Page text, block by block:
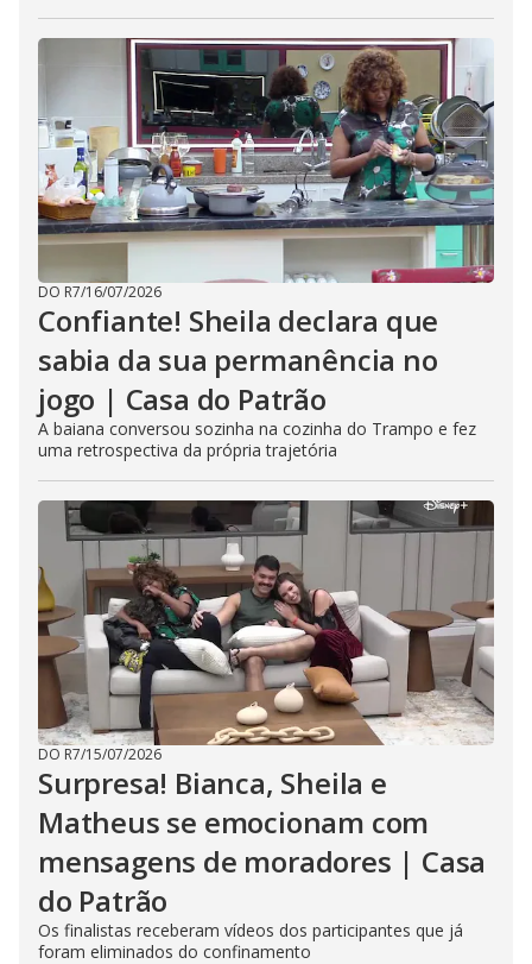
DO R7/16/07/2026
Confiante! Sheila declara que
sabia da sua permanência no
jogo | Casa do Patrão
A baiana conversou sozinha na cozinha do Trampo e fez
uma retrospectiva da própria trajetória
DO R7/15/07/2026
Surpresa! Bianca, Sheila e
Matheus se emocionam com
mensagens de moradores | Casa
do Patrão
Os finalistas receberam vídeos dos participantes que já
foram eliminados do confinamento